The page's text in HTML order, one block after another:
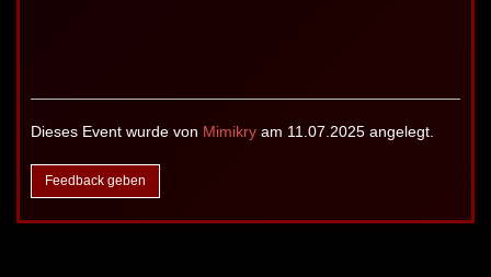
Dieses Event wurde von Mimikry am 11.07.2025 angelegt.
Feedback geben